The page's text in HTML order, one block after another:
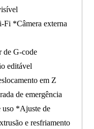
Fi *Câmera externa
de G-code
editável
em Z
de emergência
*Ajuste de
e resfriamento